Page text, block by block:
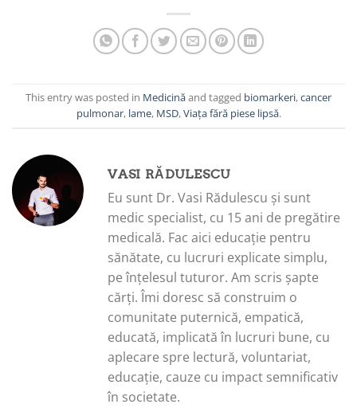
This entry was posted in Medicinăand tagged biomarkeri,cancer
pulmonar, lame, MSD,Viața fără piese lipsă.
VASI RĂDULESCU
Eu sunt Dr. Vasi Rădulescu și sunt
medic specialist, cu 15 ani de pregătire
medicală. Fac aici educație pentru
sănătate, cu lucruri explicate simplu,
pe înțelesul tuturor. Am scris șapte
cărți. Îmi doresc să construim o
comunitate puternică, empatică,
educată, implicată în lucruri bune, cu
aplecare spre lectură, voluntariat,
educație, cauze cu impact semnificativ
în societate.